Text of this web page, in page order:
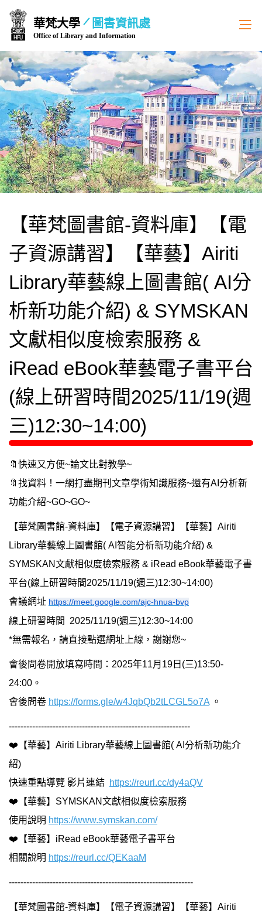
跳
到
主
要
內
容
區
華梵大學 圖書資訊處
Office of Library and Information
【華梵圖書館-資料庫】【電
子資源講習】【華藝】Airiti
Library華藝線上圖書館( AI分
析新功能介紹) & SYMSKAN
文獻相似度檢索服務 &
iRead eBook華藝電子書平台
(線上研習時間2025/11/19(週
三)12:30~14:00)
🔖快速又方便~論文比對教學~
🔖找資料！一網打盡期刊文章學術知識服務~還有AI分析新
功能介紹~GO~GO~
【華梵圖書館-資料庫】【電子資源講習】【華藝】Airiti
Library華藝線上圖書館( AI智能分析新功能介紹) &
SYMSKAN文獻相似度檢索服務 & iRead eBook華藝電子書
平台(線上研習時間2025/11/19(週三)12:30~14:00)
會議網址 https://meet.google.com/ajc-hnua-bvp
線上研習時間 2025/11/19(週三)12:30~14:00
*無需報名，請直接點選網址上線，謝謝您~
會後問卷開放填寫時間：2025年11月19日(三)13:50-
24:00。
會後問卷 https://forms.gle/w4JqbQb2tLCGL5o7A 。
--------------------------------------------------------------
❤️【華藝】Airiti Library華藝線上圖書館( AI分析新功能介
紹)
快速重點導覽 影片連結 https://reurl.cc/dy4aQV
❤️【華藝】SYMSKAN文獻相似度檢索服務
使用說明 https://www.symskan.com/
❤️【華藝】iRead eBook華藝電子書平台
相關說明 https://reurl.cc/QEKaaM
---------------------------------------------------------------
【華梵圖書館-資料庫】【電子資源講習】【華藝】Airiti